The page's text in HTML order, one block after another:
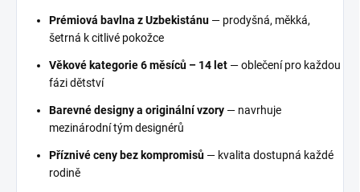
Prémiová bavlna z Uzbekistánu — prodyšná, měkká,
šetrná k citlivé pokožce
Věkové kategorie 6 měsíců – 14 let — oblečení pro každou
fázi dětství
Barevné designy a originální vzory — navrhuje
mezinárodní tým designérů
Příznivé ceny bez kompromisů — kvalita dostupná každé
rodině